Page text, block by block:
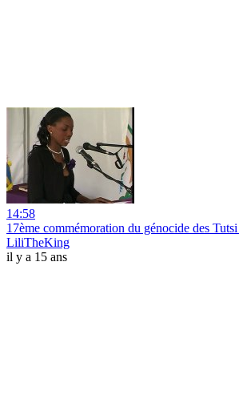
14:58
17ème commémoration du génocide des
LiliTheKing
il y a 15 ans